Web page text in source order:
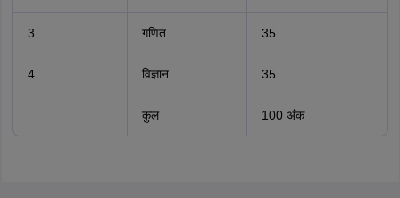
3 गणित 35
4 विज्ञान 35
कुल 100 अंक